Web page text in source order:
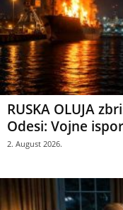
RUSKA OLUJA
Odesi: Vojne
2. August 2026.